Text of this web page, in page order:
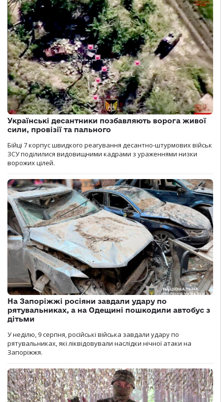
Українські десантники позбавляють ворога живої
сили, провізії та пального
Бійці 7 корпус швидкого реагування десантно-штурмових військ
ЗСУ поділилися видовищними кадрами з ураженнями низки
ворожих цілей.
На Запоріжжі росіяни завдали удару по
рятувальниках, а на Одещині пошкодили автобус з
дітьми
У неділю, 9 серпня, російські війська завдали удару по
рятувальниках, які ліквідовували наслідки нічної атаки на
Запоріжжя.